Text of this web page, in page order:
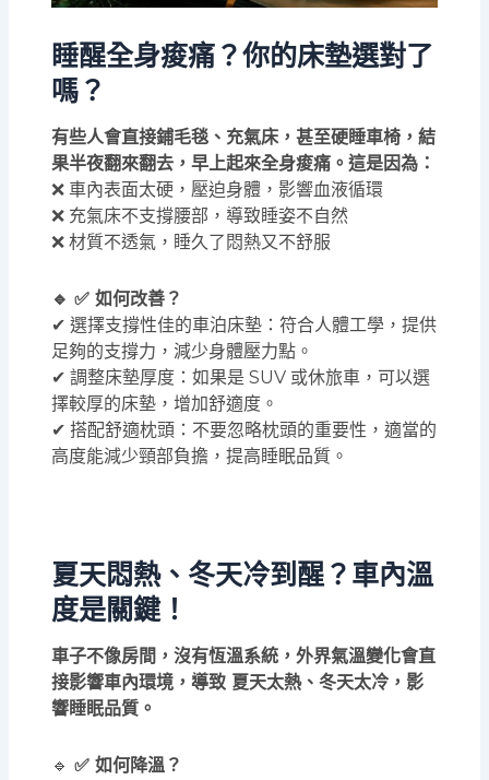
睡醒全身痠痛？你的床墊選對了
嗎？
有些人會直接鋪毛毯、充氣床，甚至硬睡車椅，結
果半夜翻來翻去，早上起來全身痠痛。這是因為：
❌ 車內表面太硬，壓迫身體，影響血液循環
❌ 充氣床不支撐腰部，導致睡姿不自然
❌ 材質不透氣，睡久了悶熱又不舒服
🔹 ✅ 如何改善？
✔ 選擇支撐性佳的車泊床墊：符合人體工學，提供
足夠的支撐力，減少身體壓力點。
✔ 調整床墊厚度：如果是 SUV 或休旅車，可以選
擇較厚的床墊，增加舒適度。
✔ 搭配舒適枕頭：不要忽略枕頭的重要性，適當的
高度能減少頸部負擔，提高睡眠品質。
夏天悶熱、冬天冷到醒？車內溫
度是關鍵！
車子不像房間，沒有恆溫系統，外界氣溫變化會直
接影響車內環境，導致 夏天太熱、冬天太冷，影
響睡眠品質。
🔹 ✅ 如何降溫？